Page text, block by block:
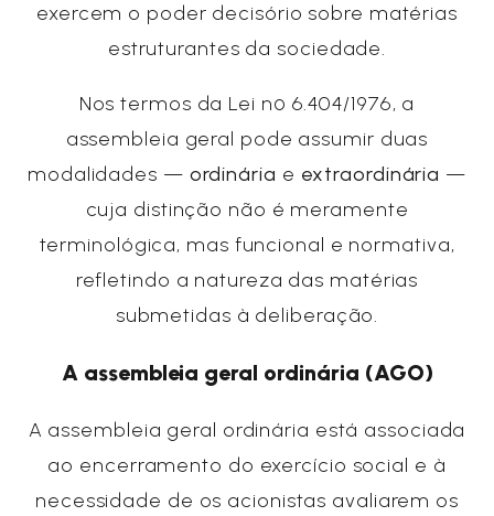
exercem o poder decisório sobre matérias
estruturantes da sociedade.
Nos termos da Lei nº 6.404/1976, a
assembleia geral pode assumir duas
modalidades — ordinária e extraordinária —
cuja distinção não é meramente
terminológica, mas funcional e normativa,
refletindo a natureza das matérias
submetidas à deliberação.
A assembleia geral ordinária (AGO)
A assembleia geral ordinária está associada
ao encerramento do exercício social e à
necessidade de os acionistas avaliarem os